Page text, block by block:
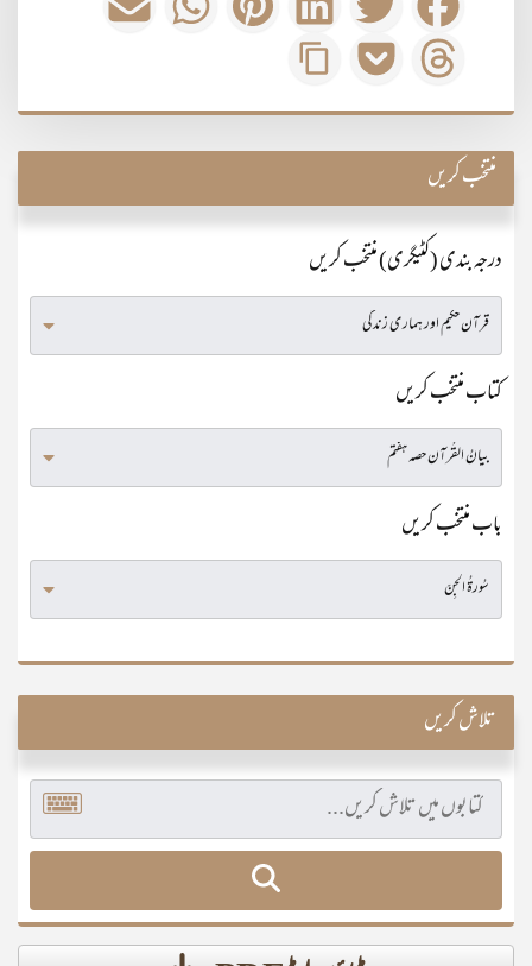
منتخب کریں
درجہ بندی (کٹیگری) منتخب کریں
کتاب منتخب کریں
باب منتخب کریں
تلاش کریں